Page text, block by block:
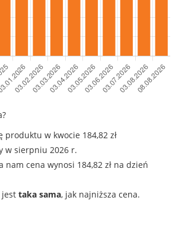
produktu w kwocie 184,82 zł
w sierpniu 2026 r.
nam cena wynosi 184,82 zł na dzień
jest taka sama, jak najniższa cena.